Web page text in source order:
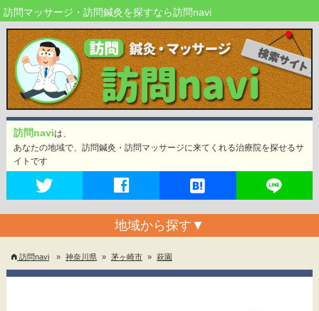
訪問マッサージ・訪問鍼灸を探すなら訪問navi
訪問naviは、
あなたの地域で、訪問鍼灸・訪問マッサージに来てくれる治療院を探せるサ
イトです
地域から探す ▼
訪問navi » 神奈川県 » 茅ヶ崎市 » 萩園